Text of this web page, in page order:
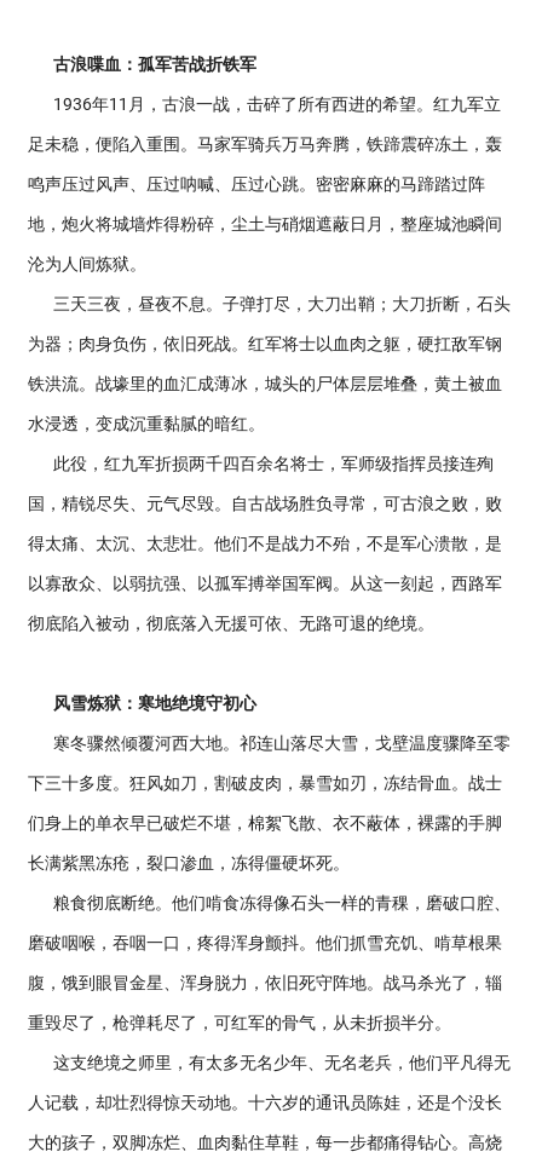
古浪喋血：孤军苦战折铁军
1936年11月，古浪一战，击碎了所有西进的希望。红九军立
足未稳，便陷入重围。马家军骑兵万马奔腾，铁蹄震碎冻土，轰
鸣声压过风声、压过呐喊、压过心跳。密密麻麻的马蹄踏过阵
地，炮火将城墙炸得粉碎，尘土与硝烟遮蔽日月，整座城池瞬间
沦为人间炼狱。
三天三夜，昼夜不息。子弹打尽，大刀出鞘；大刀折断，石头
为器；肉身负伤，依旧死战。红军将士以血肉之躯，硬扛敌军钢
铁洪流。战壕里的血汇成薄冰，城头的尸体层层堆叠，黄土被血
水浸透，变成沉重黏腻的暗红。
此役，红九军折损两千四百余名将士，军师级指挥员接连殉
国，精锐尽失、元气尽毁。自古战场胜负寻常，可古浪之败，败
得太痛、太沉、太悲壮。他们不是战力不殆，不是军心溃散，是
以寡敌众、以弱抗强、以孤军搏举国军阀。从这一刻起，西路军
彻底陷入被动，彻底落入无援可依、无路可退的绝境。
风雪炼狱：寒地绝境守初心
寒冬骤然倾覆河西大地。祁连山落尽大雪，戈壁温度骤降至零
下三十多度。狂风如刀，割破皮肉，暴雪如刃，冻结骨血。战士
们身上的单衣早已破烂不堪，棉絮飞散、衣不蔽体，裸露的手脚
长满紫黑冻疮，裂口渗血，冻得僵硬坏死。
粮食彻底断绝。他们啃食冻得像石头一样的青稞，磨破口腔、
磨破咽喉，吞咽一口，疼得浑身颤抖。他们抓雪充饥、啃草根果
腹，饿到眼冒金星、浑身脱力，依旧死守阵地。战马杀光了，辎
重毁尽了，枪弹耗尽了，可红军的骨气，从未折损半分。
这支绝境之师里，有太多无名少年、无名老兵，他们平凡得无
人记载，却壮烈得惊天动地。十六岁的通讯员陈娃，还是个没长
大的孩子，双脚冻烂、血肉黏住草鞋，每一步都痛得钻心。高烧